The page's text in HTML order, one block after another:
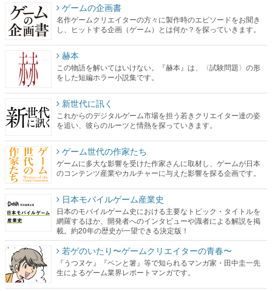
ゲームの企画書
名作ゲームクリエイターの方々に製作時のエピソードをお聞き
し、ヒットする企画（ゲーム）とは何か？を探っていきます。
赫本
この物語を解いてはいけない。『赫本』は、〈試験問題〉の形
をした短編ホラー小説集です。
新世代に訊く
これからのデジタルゲーム市場を担う若きクリエイター達の姿
を追い、彼らのルーツと情熱を探っていきます。
ゲーム世代の作家たち
ゲームに多大な影響を受けた作家さんに取材し、ゲームが日本
のコンテンツ産業やカルチャーに与えた影響を探る企画です。
日本モバイルゲーム産業史
日本のモバイルゲーム史における主要なトピック・タイトルを
網羅するほか、開発者へのインタビューや識者による解説を掲
載。約20年の歴史が一望できる決定版！
若ゲのいたり〜ゲームクリエイターの青春〜
『うつヌケ』『ペンと箸』等で知られるマンガ家・田中圭一先
生によるゲーム業界レポートマンガです。